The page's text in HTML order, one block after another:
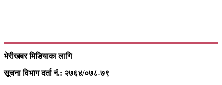
भेरीखबर मिडियाका लागि
सूचना विभाग दर्ता नं.: २७६४/०७८-७९